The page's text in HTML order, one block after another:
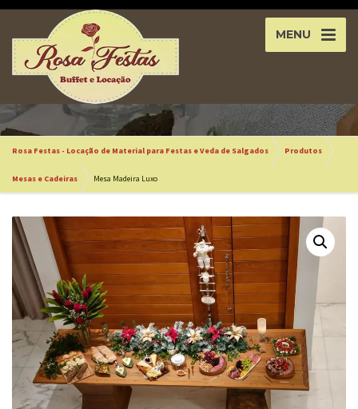
MENU
Rosa Festas - Locação de Material para Festas e Veda de Salgados Produtos
Mesas e Cadeiras Mesa Madeira Luxo